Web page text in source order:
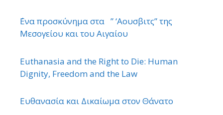
΄Ενα προσκύνημα στα ” ‘Αουσβιτς” της
Μεσογείου και του Αιγαίου
Euthanasia and the Right to Die: Human
Dignity, Freedom and the Law
Ευθανασία και Δικαίωμα στον Θάνατο